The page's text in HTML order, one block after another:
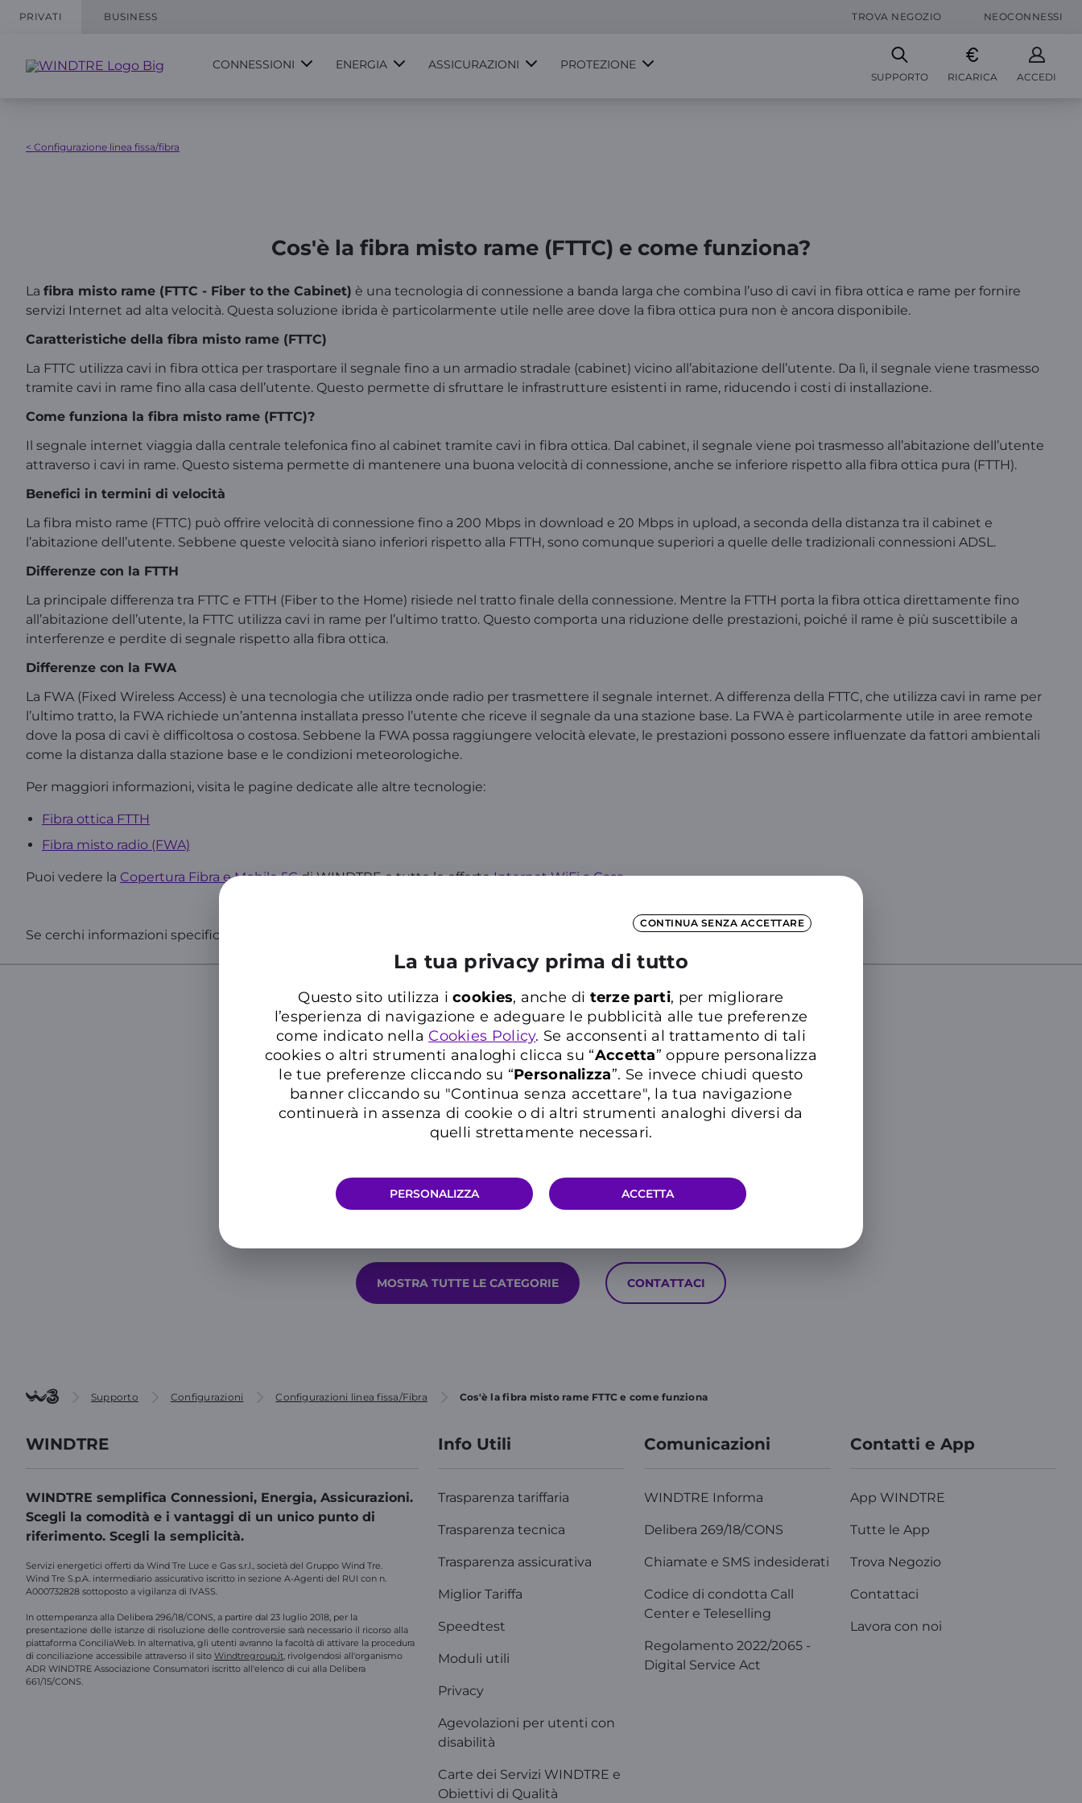
CONTINUA SENZA ACCETTARE
La tua privacy prima di tutto
Questo sito utilizza icookies, anche di terze parti, per migliorare
l’esperienza di navigazione e adeguare le pubblicità alle tue preferenze
come indicato nella Cookies Policy. Se acconsenti al trattamento di tali
cookies o altri strumenti analoghi clicca su “Accetta” oppure personalizza
le tue preferenze cliccando su “Personalizza”. Se invece chiudi questo
banner cliccando su "Continua senza accettare", la tua navigazione
continuerà in assenza di cookie o di altri strumenti analoghi diversi da
quelli strettamente necessari.
PERSONALIZZA ACCETTA
PRIVATI BUSINESS TROVA NEGOZIO NEOCONNESSI
CONNESSIONI ENERGIA ASSICURAZIONI PROTEZIONE
SUPPORTO RICARICA ACCEDI
< Configurazione linea fissa/fibra
Cos'è la fibra misto rame (FTTC) e come funziona?
La fibra misto rame (FTTC - Fiber to the Cabinet) è una tecnologia di connessione a banda larga che combina l’uso di cavi in fibra ottica e rame per fornire
servizi Internet ad alta velocità. Questa soluzione ibrida è particolarmente utile nelle aree dove la fibra ottica pura non è ancora disponibile.
Caratteristiche della fibra misto rame (FTTC)
La FTTC utilizza cavi in fibra ottica per trasportare il segnale fino a un armadio stradale (cabinet) vicino all’abitazione dell’utente. Da lì, il segnale viene trasmesso
tramite cavi in rame fino alla casa dell’utente. Questo permette di sfruttare le infrastrutture esistenti in rame, riducendo i costi di installazione.
Come funziona la fibra misto rame (FTTC)?
Il segnale internet viaggia dalla centrale telefonica fino al cabinet tramite cavi in fibra ottica. Dal cabinet, il segnale viene poi trasmesso all’abitazione dell’utente
attraverso i cavi in rame. Questo sistema permette di mantenere una buona velocità di connessione, anche se inferiore rispetto alla fibra ottica pura (FTTH).
Benefici in termini di velocità
La fibra misto rame (FTTC) può offrire velocità di connessione fino a 200 Mbps in download e 20 Mbps in upload, a seconda della distanza tra il cabinet e
l’abitazione dell’utente. Sebbene queste velocità siano inferiori rispetto alla FTTH, sono comunque superiori a quelle delle tradizionali connessioni ADSL.
Differenze con la FTTH
La principale differenza tra FTTC e FTTH (Fiber to the Home) risiede nel tratto finale della connessione. Mentre la FTTH porta la fibra ottica direttamente fino
all’abitazione dell’utente, la FTTC utilizza cavi in rame per l’ultimo tratto. Questo comporta una riduzione delle prestazioni, poiché il rame è più suscettibile a
interferenze e perdite di segnale rispetto alla fibra ottica.
Differenze con la FWA
La FWA (Fixed Wireless Access) è una tecnologia che utilizza onde radio per trasmettere il segnale internet. A differenza della FTTC, che utilizza cavi in rame per
l’ultimo tratto, la FWA richiede un’antenna installata presso l’utente che riceve il segnale da una stazione base. La FWA è particolarmente utile in aree remote
dove la posa di cavi è difficoltosa o costosa. Sebbene la FWA possa raggiungere velocità elevate, le prestazioni possono essere influenzate da fattori ambientali
come la distanza dalla stazione base e le condizioni meteorologiche.
Per maggiori informazioni, visita le pagine dedicate alle altre tecnologie:
Fibra ottica FTTH
Fibra misto radio (FWA)
Puoi vedere la Copertura Fibra e Mobile 5Gdi WINDTRE e tutte le offerteInternet WiFi a Casa.
Se cerchi informazioni specifiche sul tuo numero, accedi all’ e chatta con WILL!
Cerca nelle Domande Frequenti del Supporto WINDTRE
Inserisci almeno tre caratteri per cercare nelle FAQ
MOSTRA TUTTE LE CATEGORIE CONTATTACI
Supporto Configurazioni Configurazioni linea fissa/Fibra Cos'è la fibra misto rame FTTC e come funziona
WINDTRE
WINDTRE semplifica Connessioni, Energia, Assicurazioni.
Scegli la comodità e i vantaggi di un unico punto di
riferimento. Scegli la semplicità.
Servizi energetici offerti da Wind Tre Luce e Gas s.r.l., società del Gruppo Wind Tre.
Wind Tre S.p.A. intermediario assicurativo iscritto in sezione A-Agenti del RUI con n.
A000732828 sottoposto a vigilanza di IVASS.
In ottemperanza alla Delibera 296/18/CONS, a partire dal 23 luglio 2018, per la
presentazione delle istanze di risoluzione delle controversie sarà necessario il ricorso alla
piattaforma ConciliaWeb. In alternativa, gli utenti avranno la facoltà di attivare la procedura
di conciliazione accessibile attraverso il sito Windtregroup.it, rivolgendosi all'organismo
ADR WINDTRE Associazione Consumatori iscritto all'elenco di cui alla Delibera
661/15/CONS.
Info Utili
Trasparenza tariffaria
Trasparenza tecnica
Trasparenza assicurativa
Miglior Tariffa
Speedtest
Moduli utili
Privacy
Agevolazioni per utenti con
disabilità
Carte dei Servizi WINDTRE e
Obiettivi di Qualità
Comunicazioni
WINDTRE Informa
Delibera 269/18/CONS
Chiamate e SMS indesiderati
Codice di condotta Call
Center e Teleselling
Regolamento 2022/2065 -
Digital Service Act
Contatti e App
App WINDTRE
Tutte le App
Trova Negozio
Contattaci
Lavora con noi